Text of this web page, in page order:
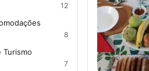
12
8
Turismo
7